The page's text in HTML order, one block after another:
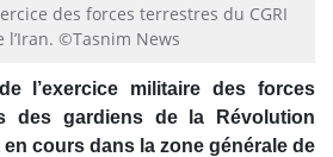
des forces terrestres du CGRI
©Tasnim News
l’exercice militaire des forces
des gardiens de la Révolution
en cours dans la zone générale de